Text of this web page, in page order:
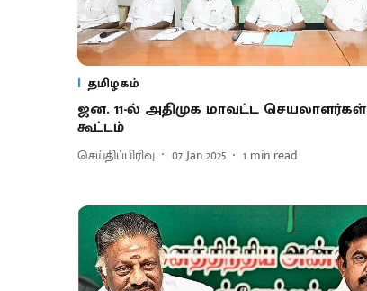
தமிழகம்
ஜன. 11-ல் அதிமுக மாவட்ட செயலாளர்கள்
கூட்டம்
செய்திப்பிரிவு 07 Jan 2025 1 min read